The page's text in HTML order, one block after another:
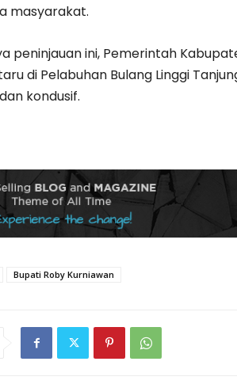
masyarakat.
peninjauan ini, Pemerintah
di Pelabuhan Bulang Linggi
kondusif.
Bupati Roby Kurniawan